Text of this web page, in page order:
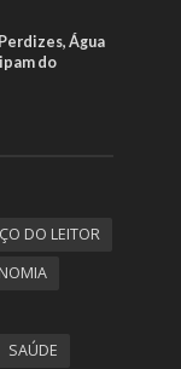
Água
do
DO LEITOR
SAÚDE